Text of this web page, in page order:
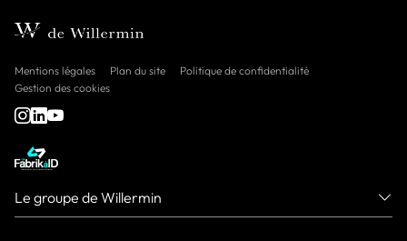
Mentions légales Plan du site
Politique de confidentialité
Gestion des cookies
Le groupe de Willermin